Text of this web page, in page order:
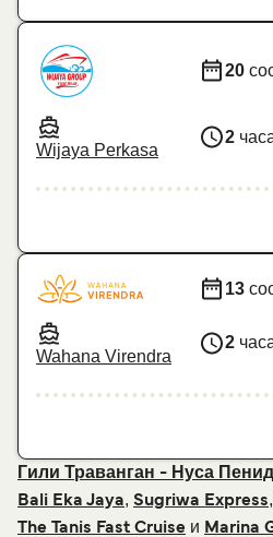
Wijaya Perkasa
20
2
Wahana Virendra
13
2
Гили Траванган - Нуса
Bali Eka Jaya, Sugriwa Express,
The Tanis Fast Cruise и Marina